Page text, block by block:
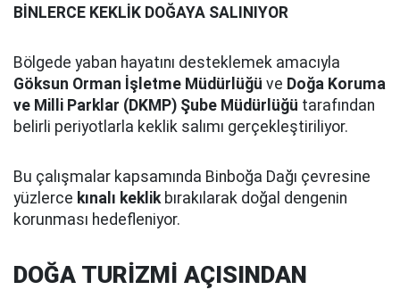
BİNLERCE KEKLİK DOĞAYA SALINIYOR
Bölgede yaban hayatını desteklemek amacıyla
Göksun Orman İşletme Müdürlüğü ve Doğa Koruma
ve Milli Parklar (DKMP) Şube Müdürlüğü tarafından
belirli periyotlarla keklik salımı gerçekleştiriliyor.
Bu çalışmalar kapsamında Binboğa Dağı çevresine
yüzlerce kınalı keklikbırakılarak doğal dengenin
korunması hedefleniyor.
DOĞA TURİZMİ AÇISINDAN